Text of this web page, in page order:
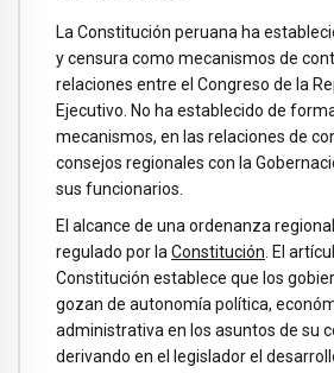
La Constitución peruana ha
y censura como mecanismos de
relaciones entre el Congreso de la
Ejecutivo. No ha establecido de
mecanismos, en las relaciones de
consejos regionales con la
sus funcionarios.
El alcance de una ordenanza
regulado por la Constitución . El
Constitución establece que los
gozan de autonomía política,
administrativa en los asuntos de su
derivando en el legislador el